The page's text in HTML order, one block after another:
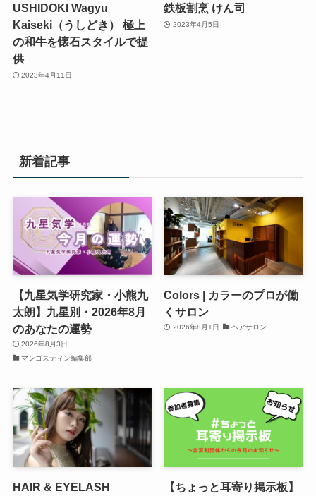
USHIDOKI Wagyu
Kaiseki（うしどき） 極上
の和牛を懐石スタイルで提
供
2023年4月11日
鉄板割烹 けん司
2023年4月5日
新着記事
【九星気学研究家・小熊九
太朗】九星別・2026年8月
のあなたの運勢
2026年8月3日
マンゴスティン編集部
Colors | カラーのプロが働
くサロン
2026年8月1日 ヘアサロン
HAIR & EYELASH
【ちょっと耳寄り掲示板】